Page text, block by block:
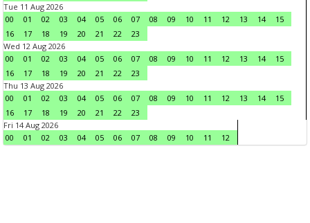
Tue 11 Aug 2026
00
01 02 03 04 05 06 07 08 09 10 11 12 13 14
15
16
17 18 19 20 21 22
23
Wed 12 Aug 2026
00
01 02 03 04 05 06 07 08 09 10 11 12 13 14
15
16
17 18 19 20 21 22
23
Thu 13 Aug 2026
00
01 02 03 04 05 06 07 08 09 10 11 12 13 14
15
16
17 18 19 20 21 22
23
Fri 14 Aug 2026
00
01 02 03 04 05 06 07 08 09 10 11 12